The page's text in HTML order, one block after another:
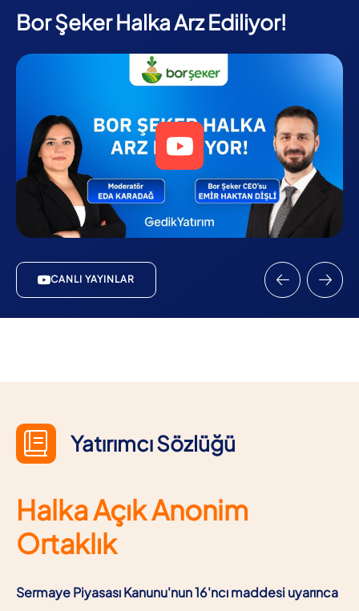
Bor Şeker Halka Arz Ediliyor!
CANLI YAYINLAR
Yatırımcı Sözlüğü
Birincil Halka Arz
Şirket hissesini ilk kez satışa sunduğunda, borsada
işlem görmesine verilen ilk yöntemdir. Sıklıkla bir çok